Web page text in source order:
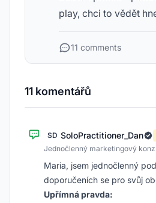
play, chci to vědět
11 comments
11 komentářů
SD SoloPractitioner_Dan
Jednočlenný marketingový
Maria, jsem jednočlenný
doporučeních se pro svůj
Upřímná pravda: